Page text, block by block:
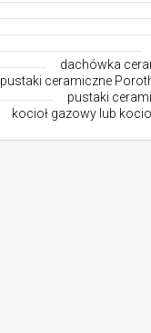
dachówka
pustaki ceramiczne
pustaki
kocioł gazowy lub